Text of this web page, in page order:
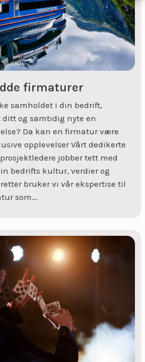
firmaturer
samholdet i din bedrift,
og samtidig nyte en
Da kan en firmatur være
opplevelser Vårt dedikerte
jobber tett med
bedrifts kultur, verdier og
bruker vi vår ekspertise til
som...